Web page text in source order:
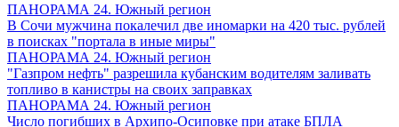
ПАНОРАМА 24. Южный регион
В Сочи мужчина покалечил две иномарки на 420 тыс. рублей
в поисках "портала в иные миры"
ПАНОРАМА 24. Южный регион
"Газпром нефть" разрешила кубанским водителям заливать
топливо в канистры на своих заправках
ПАНОРАМА 24. Южный регион
Число погибших в Архипо-Осиповке при атаке БПЛА